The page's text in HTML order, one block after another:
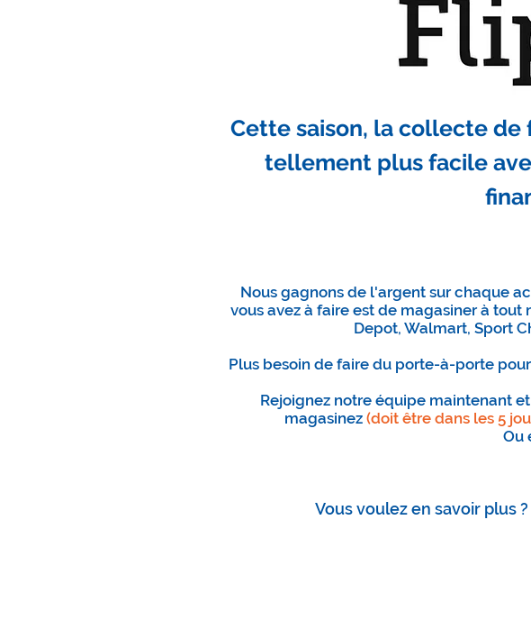
Cette saison, la collecte de
tellement plus facile
Nous gagnons de l'argent sur chaque
vous avez à faire est de magasiner à
Depot, Walmart, Sport
Plus besoin de faire du porte-à-porte
Rejoignez notre équipe maintenant
magasinez (doit être dans les 5
Ou
Vous voulez en savoir plus